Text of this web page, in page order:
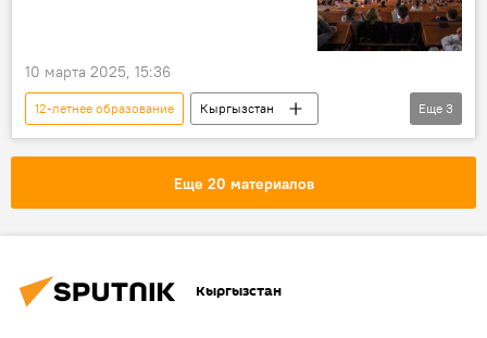
10 марта 2025, 15:36
12-летнее образование
Кыргызстан
вузы
переход
Еще 3
Еще 20 материалов
Кыргызстан